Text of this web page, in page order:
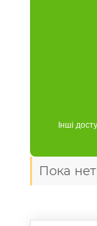
Інші
Пока